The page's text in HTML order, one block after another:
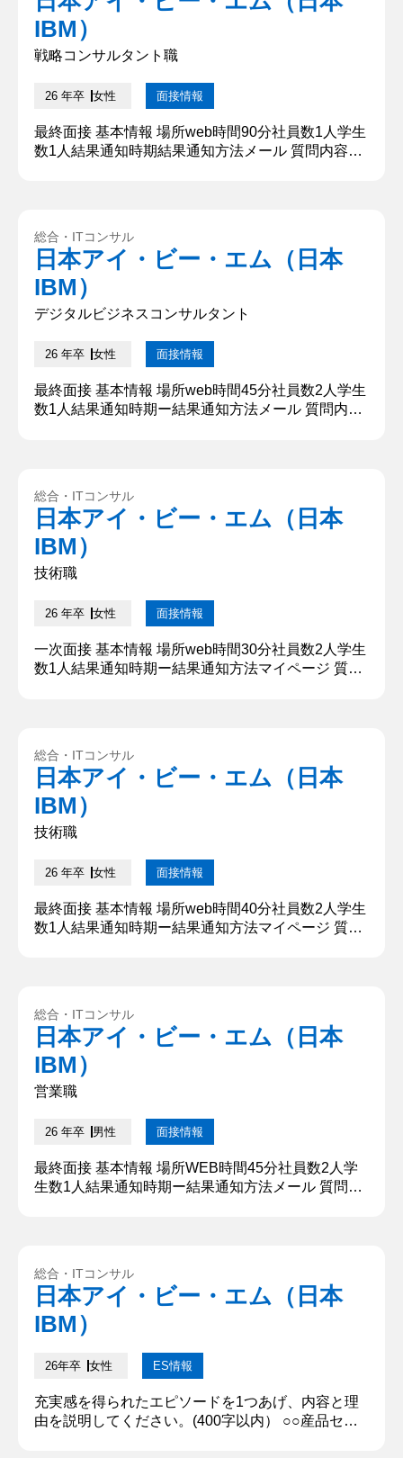
て成し遂げたいことを教えてください。 私は貴社で
の業務を通じて、企業の...
IBM）
戦略コンサルタント職
26 年卒 女性 面接情報
最終面接 基本情報 場所web時間90分社員数1人学生
数1人結果通知時期結果通知方法メール 質問内容・
お願いいたします。 ②ミツバチマーケットの経営課
題を解決する施策を立案せよ ・家電のECサイトを
運営して...
総合・ITコンサル
日本アイ・ビー・エム（日本
IBM）
デジタルビジネスコンサルタント
26 年卒 女性 面接情報
最終面接 基本情報 場所web時間45分社員数2人学生
数1人結果通知時期ー結果通知方法メール 質問内
ります。研究室では、○○の開発に取り組んでおりま
す。また、課外活動といたしましては、飲食店での
アルバイトを3...
総合・ITコンサル
日本アイ・ビー・エム（日本
IBM）
技術職
26 年卒 女性 面接情報
一次面接 基本情報 場所web時間30分社員数2人学生
数1人結果通知時期ー結果通知方法マイページ 質問
行っております。 また、学業以外では、二つのアル
バイトに注力してまいりました。まず一つ目は、○○
のアルバ...
総合・ITコンサル
日本アイ・ビー・エム（日本
IBM）
技術職
26 年卒 女性 面接情報
最終面接 基本情報 場所web時間40分社員数2人学生
数1人結果通知時期ー結果通知方法マイページ 質問
行っております。 また、学業以外では、二つのアル
バイトに注力してまいりました。まず一つ目は、○○
のアルバ...
総合・ITコンサル
日本アイ・ビー・エム（日本
IBM）
営業職
26 年卒 男性 面接情報
最終面接 基本情報 場所WEB時間45分社員数2人学
生数1人結果通知時期ー結果通知方法メール 質問内
を持てるようにしました。その結果十数年間達成さ
れていなかった月の入塾目標を達成することができ
ました。 【深掘質問...
総合・ITコンサル
日本アイ・ビー・エム（日本
IBM）
26年卒 女性 ES情報
充実感を得られたエピソードを1つあげ、内容と理
由を説明してください。(400字以内） ○○産品セレ